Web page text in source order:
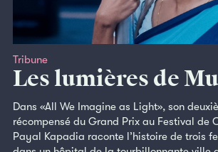
Tribune
Les lumières de
Dans «All We Imagine as Light», son
récompensé du Grand Prix au Festival de
Payal Kapadia raconte l’histoire de trois